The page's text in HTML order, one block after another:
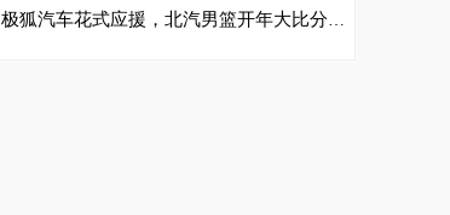
极狐汽车花式应援，北汽男篮开年大比分获胜